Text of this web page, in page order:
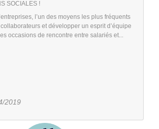
SOCIALES !
l’un des moyens les plus fréquents
et développer un esprit d’équipe
occasions de rencontre entre salariés et...
2019